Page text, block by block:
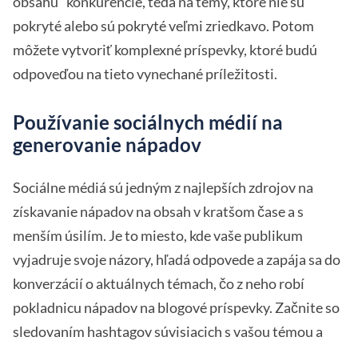
pokryté alebo sú pokryté veľmi zriedkavo. Potom
môžete vytvoriť komplexné príspevky, ktoré budú
odpoveďou na tieto vynechané príležitosti.
Používanie sociálnych médií na
generovanie nápadov
Sociálne médiá sú jedným z najlepších zdrojov na
získavanie nápadov na obsah v kratšom čase a s
menším úsilím. Je to miesto, kde vaše publikum
vyjadruje svoje názory, hľadá odpovede a zapája sa do
konverzácií o aktuálnych témach, čo z neho robí
pokladnicu nápadov na blogové príspevky. Začnite so
sledovaním hashtagov súvisiacich s vašou témou a